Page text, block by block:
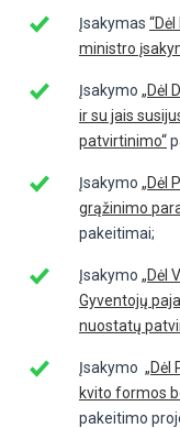
Įsakymas
ministro
Įsakymo „Dėl
ir su jais
patvirtinimo“
Įsakymo „Dėl
grąžinimo
pakeitimai;
Įsakymo „Dėl
Gyventojų
nuostatų
Įsakymo „Dėl
kvito formos
pakeitimo